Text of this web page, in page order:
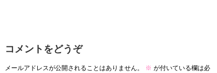
コメントをどうぞ
メールアドレスが公開されることはありません。 ※ が付いている欄は必